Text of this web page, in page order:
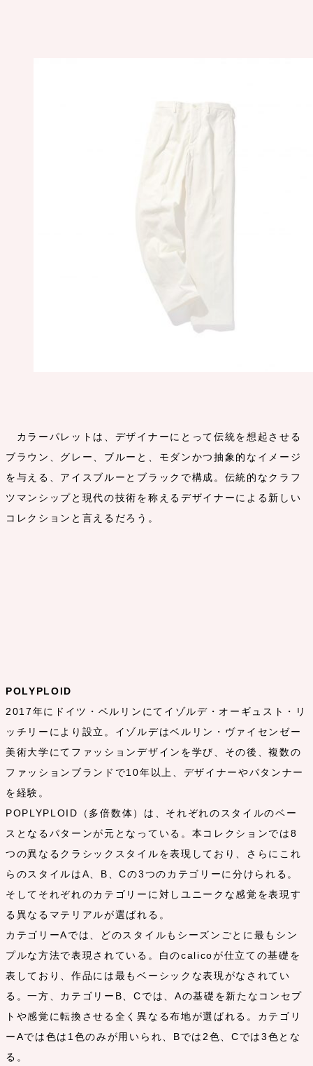
カラーパレットは、デザイナーにとって伝統を想起させる
ブラウン、グレー、ブルーと、モダンかつ抽象的なイメージ
を与える、アイスブルーとブラックで構成。伝統的なクラフ
ツマンシップと現代の技術を称えるデザイナーによる新しい
コレクションと言えるだろう。
POLYPLOID
2017年にドイツ・ベルリンにてイゾルデ・オーギュスト・リ
ッチリーにより設立。イゾルデはベルリン・ヴァイセンゼー
美術大学にてファッションデザインを学び、その後、複数の
ファッションブランドで10年以上、デザイナーやパタンナー
を経験。
POPLYPLOID（多倍数体）は、それぞれのスタイルのベー
スとなるパターンが元となっている。本コレクションでは8
つの異なるクラシックスタイルを表現しており、さらにこれ
らのスタイルはA、B、Cの3つのカテゴリーに分けられる。
そしてそれぞれのカテゴリーに対しユニークな感覚を表現す
る異なるマテリアルが選ばれる。
カテゴリーAでは、どのスタイルもシーズンごとに最もシン
プルな方法で表現されている。白のcalicoが仕立ての基礎を
表しており、作品には最もベーシックな表現がなされてい
る。一方、カテゴリーB、Cでは、Aの基礎を新たなコンセプ
トや感覚に転換させる全く異なる布地が選ばれる。カテゴリ
ーAでは色は1色のみが用いられ、Bでは2色、Cでは3色とな
る。